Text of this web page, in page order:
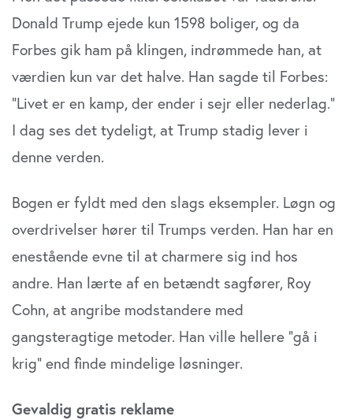
Donald Trump ejede kun 1598 boliger, og da
Forbes gik ham på klingen, indrømmede han, at
værdien kun var det halve. Han sagde til Forbes:
”Livet er en kamp, der ender i sejr eller nederlag.”
I dag ses det tydeligt, at Trump stadig lever i
denne verden.
Bogen er fyldt med den slags eksempler. Løgn og
overdrivelser hører til Trumps verden. Han har en
enestående evne til at charmere sig ind hos
andre. Han lærte af en betændt sagfører, Roy
Cohn, at angribe modstandere med
gangsteragtige metoder. Han ville hellere ”gå i
krig” end finde mindelige løsninger.
Gevaldig gratis reklame